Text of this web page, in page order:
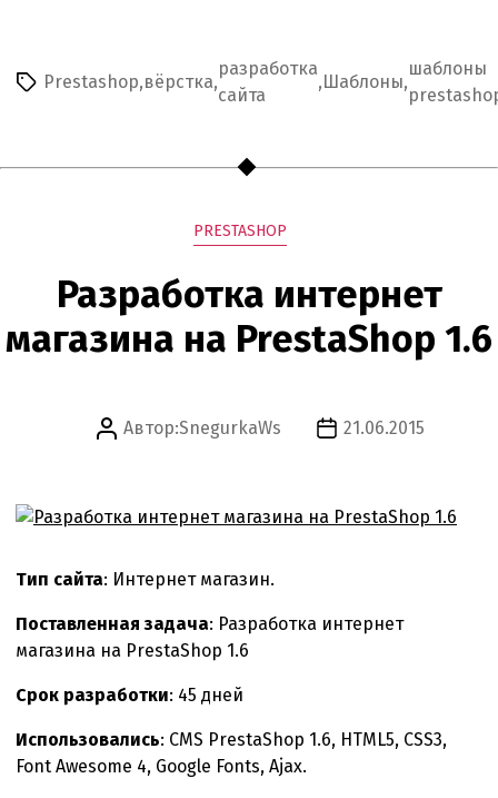
PRESTASHOP»
Метки
Prestashop,вёрстка,
разработка
сайта
,Шаблоны,
шаблоны
Рубрики
PRESTASHOP
Разработка интернет
магазина на PrestaShop 1.6
Автор
Автор:SnegurkaWs
Дата
21.06.2015
Тип сайта: Интернет магазин.
Поставленная задача: Разработка интернет
магазина на PrestaShop 1.6
Срок разработки: 45 дней
Использовались: CMS PrestaShop 1.6, HTML5, CSS3,
Font Awesome 4, Google Fonts, Ajax.